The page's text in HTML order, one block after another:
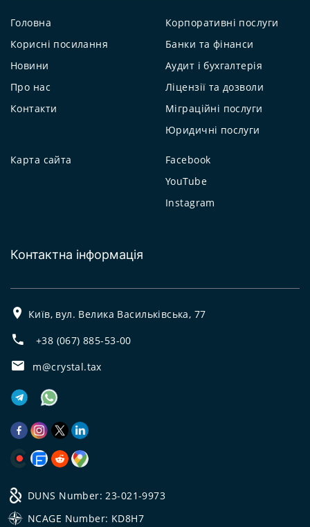
Головна
Корисні посилання
Новини
Про нас
Контакти
Корпоративні послуги
Банки та фінанси
Аудит і бухгалтерія
Ліцензії та дозволи
Міграційні послуги
Юридичні послуги
Карта сайта
Facebook
YouTube
Instagram
Контактна інформація
Київ, вул. Велика Васильківська, 77
+38 (067) 885-53-00
m@crystal.tax
DUNS Number: 23-021-9973
NCAGE Number: KD8H7